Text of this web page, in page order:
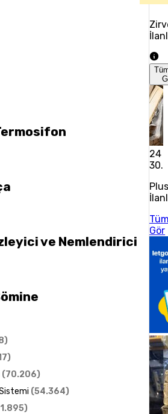
ve Nemlendirici
)
)
(70.206)
(54.364)
)
24
Gör